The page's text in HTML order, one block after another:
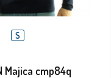
S
Majica cmp84q